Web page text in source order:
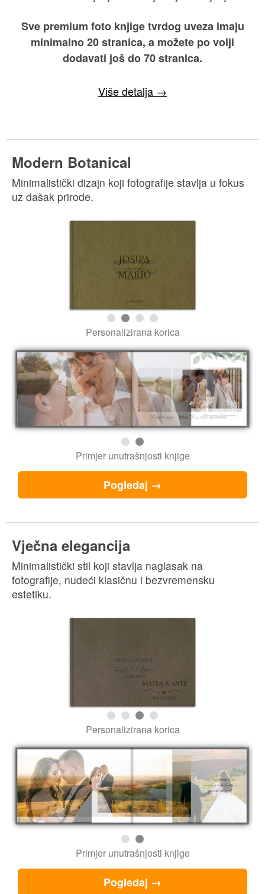
Personalizirana korica
Primjer unutrašnjosti knjige
Pogledaj →
Vječna elegancija
Minimalistički stil koji stavlja naglasak na
Personalizirana korica
Primjer unutrašnjosti knjige
Pogledaj →
Posebne prigode
Sve što volite u jednom stilu — nježno, svečano i
posebno. Fotoknjiga ispunjena ljubavlju, životom i
posebnim prigodama.
Personalizirana korica
Primjer unutrašnjosti knjige
Pogledaj →
Ove pastelne podloge i okviri savršeni su za
istaknuti omiljene uspomene.